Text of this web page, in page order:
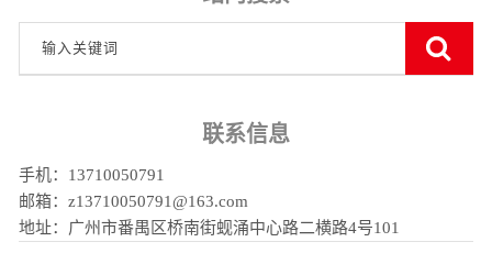
联系信息
手机：13710050791
邮箱：z13710050791@163.com
地址：广州市番禺区桥南街蚬涌中心路二横路4号101